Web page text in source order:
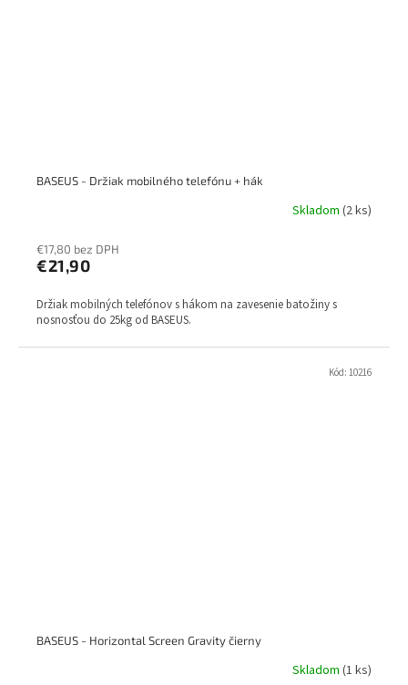
BASEUS - Držiak mobilného telefónu + hák
Skladom (2 ks)
€17,80 bez DPH
€21,90
Držiak mobilných telefónov s hákom na zavesenie batožiny s
nosnosťou do 25kg od BASEUS.
BASEUS - Horizontal Screen Gravity čierny
Skladom (1 ks)
Kód: 10216